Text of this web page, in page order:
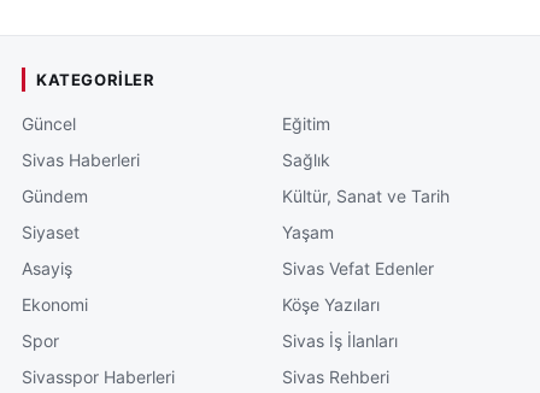
KATEGORILER
Güncel
Sivas Haberleri
Gündem
Siyaset
Asayiş
Ekonomi
Spor
Sivasspor Haberleri
Eğitim
Sağlık
Kültür, Sanat ve Tarih
Yaşam
Sivas Vefat Edenler
Köşe Yazıları
Sivas İş İlanları
Sivas Rehberi